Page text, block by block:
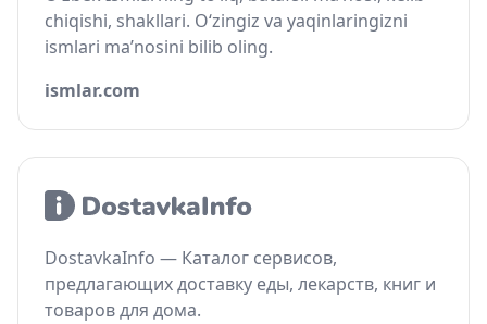
chiqishi, shakllari. O‘zingiz va yaqinlaringizni
ismlari ma’nosini bilib oling.
ismlar.com
DostavkaInfo — Каталог сервисов,
предлагающих доставку еды, лекарств, книг и
товаров для дома.